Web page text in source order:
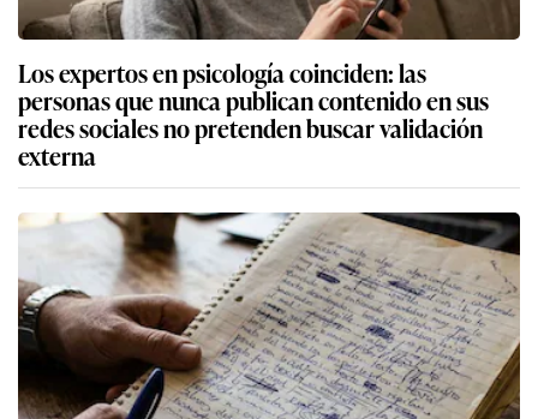
Los expertos en psicología coinciden: las
personas que nunca publican contenido en sus
redes sociales no pretenden buscar validación
externa